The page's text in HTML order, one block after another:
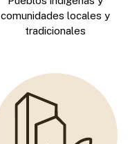
comunidades locales y
tradicionales